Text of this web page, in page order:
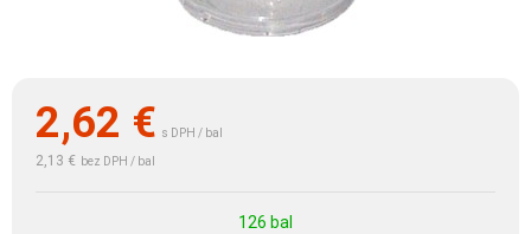
2,62 € s DPH / bal
2,13 € bez DPH / bal
126 bal